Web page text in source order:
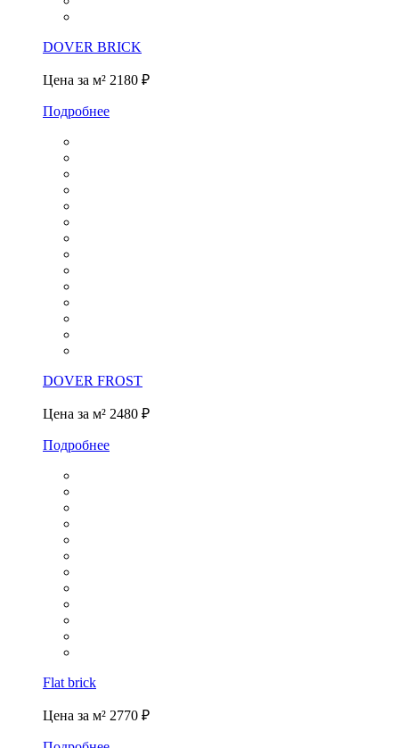
DOVER BRICK
Цена за м² 2180 ₽
Подробнее
DOVER FROST
Цена за м² 2480 ₽
Подробнее
Flat brick
Цена за м² 2770 ₽